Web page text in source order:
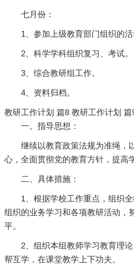
七月份：
1、参加上级教育部门组织的活
2、科学学科组织复习、考试。
3、综合教研组工作。
4、资料归档。
教研工作计划 篇8
一。指导思想：
继续以教育政策法规为准绳，
心，全面贯彻党的教育方针，提高
二、具体措施：
1、根据学校工作重点，组织
组织的业务学习和各项教研活动，
平。
2、组织本组教师学习教育理
帮互学，在课堂教学上下功夫。
教研工作计划 篇